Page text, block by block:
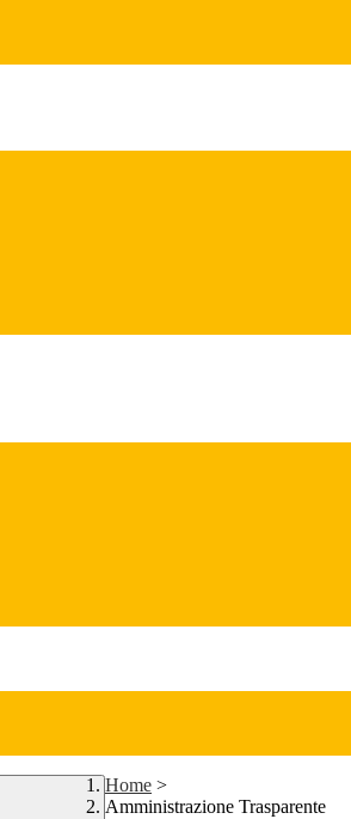
Home >
Amministrazione Trasparente